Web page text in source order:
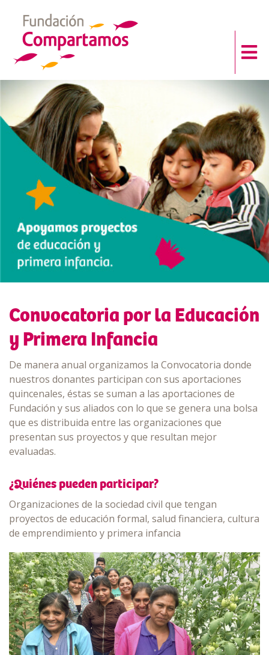
Convocatoria por la Educación
y Primera Infancia
De manera anual organizamos la Convocatoria donde
nuestros donantes participan con sus aportaciones
quincenales, éstas se suman a las aportaciones de
Fundación y sus aliados con lo que se genera una bolsa
que es distribuida entre las organizaciones que
presentan sus proyectos y que resultan mejor
evaluadas.
¿Quiénes pueden participar?
Organizaciones de la sociedad civil que tengan
proyectos de educación formal, salud financiera, cultura
de emprendimiento y primera infancia